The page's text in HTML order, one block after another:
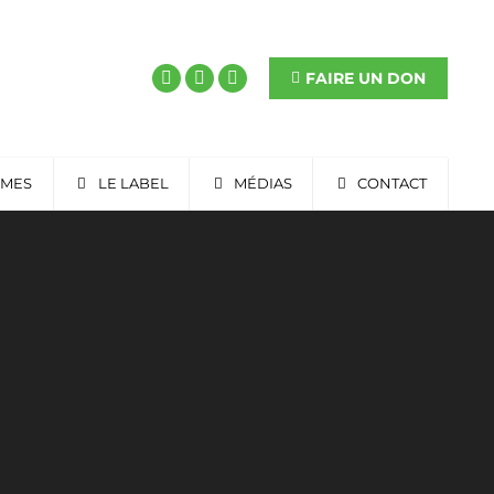
FAIRE UN DON
LE LABEL MÉDIAS CONTACT